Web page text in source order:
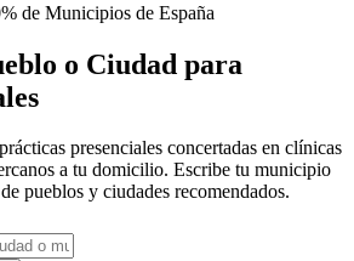
de Municipios de España
o Ciudad para
presenciales concertadas en clínicas
a tu domicilio. Escribe tu municipio
pueblos y ciudades recomendados.